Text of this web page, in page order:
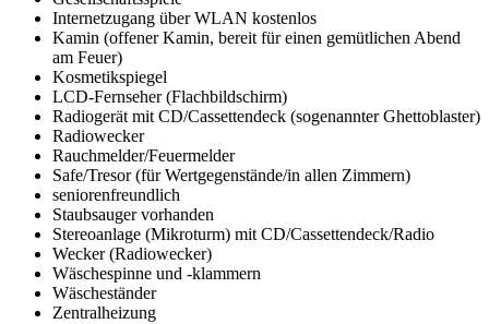
Internetzugang über WLAN kostenlos
Kamin (offener Kamin, bereit für einen gemütlichen Abend
am Feuer)
Kosmetikspiegel
LCD-Fernseher (Flachbildschirm)
Radiogerät mit CD/Cassettendeck (sogenannter Ghettoblaster)
Radiowecker
Rauchmelder/Feuermelder
Safe/Tresor (für Wertgegenstände/in allen Zimmern)
seniorenfreundlich
Staubsauger vorhanden
Stereoanlage (Mikroturm) mit CD/Cassettendeck/Radio
Wecker (Radiowecker)
Wäschespinne und -klammern
Wäscheständer
Zentralheizung